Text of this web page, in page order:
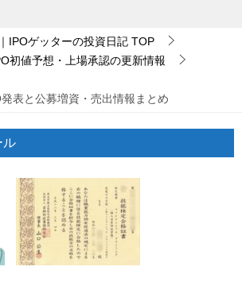
IPOゲッターの投資日記 TOP
初値予想・上場承認の更新情報
表と公募増資・売出情報まとめ
ル